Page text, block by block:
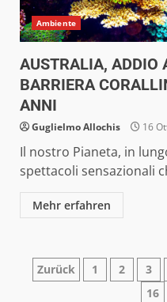
Ambiente
AUSTRALIA, ADDIO
BARRIERA
ANNI
Guglielmo Allochis 16
Il nostro Pianeta, in
spettacoli sensazionali
Mehr erfahren
Paginazione
Zurück 1 2 3
16